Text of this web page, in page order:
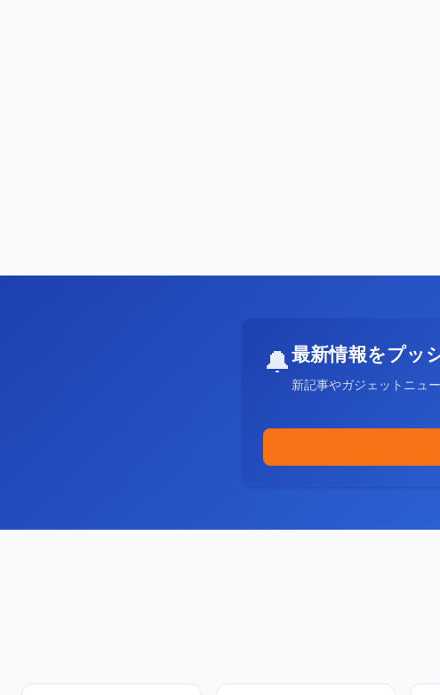
🔔最新情報をプッ
新記事やガジェットニュ